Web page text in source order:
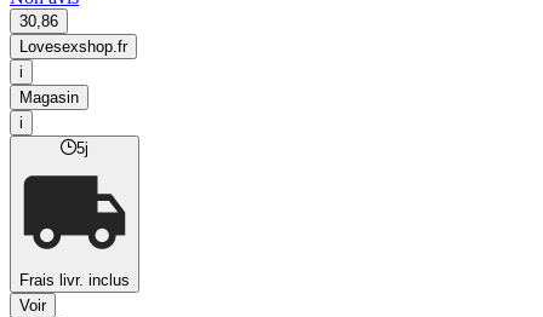
30,86
Lovesexshop.fr
i
Magasin
i
5j
Frais livr. inclus
Voir